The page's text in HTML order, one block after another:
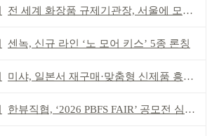
전 세계 화장품 규제기관장, 서울에 모인다
센녹, 신규 라인 ‘노 모어 키스’ 5종 론칭
미샤, 일본서 재구매·맞춤형 신제품 흥행 ‘쌍끌이’
한뷰직협, ‘2026 PBFS FAIR’ 공모전 심사 성료